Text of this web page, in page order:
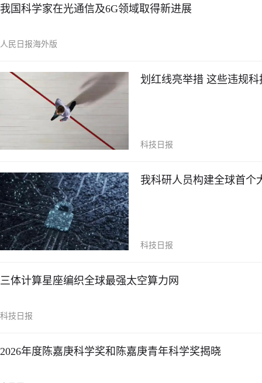
我国科学家在光通信及6G领域取得新进展
人民日报海外版
划红线亮举措 这些违规
科技日报
我科研人员构建全球首个
科技日报
三体计算星座编织全球最强太空算力网
科技日报
2026年度陈嘉庚科学奖和陈嘉庚青年科学奖揭晓